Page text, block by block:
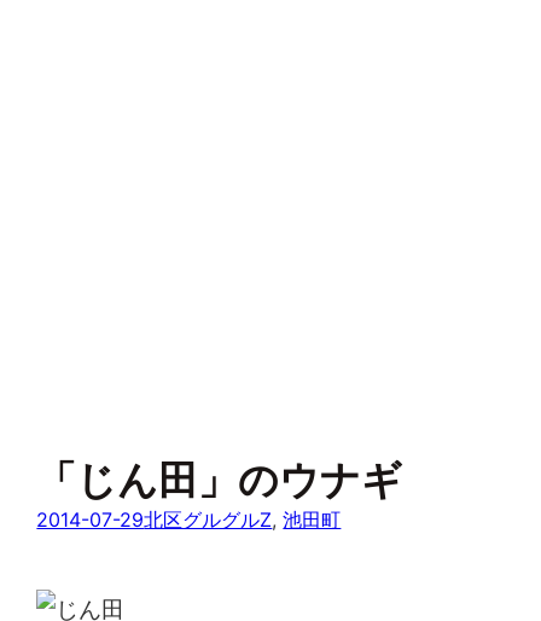
「じん田」のウナギ
2014-07-29北区グルグルZ, 池田町